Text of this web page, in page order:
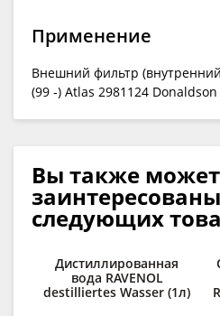
Применение
Внешний фильтр
(99 -) Atlas 2981124 Donaldson
Вы также
следующих
Дистиллированная
вода RAVENOL
destilliertes Wasser (1л)